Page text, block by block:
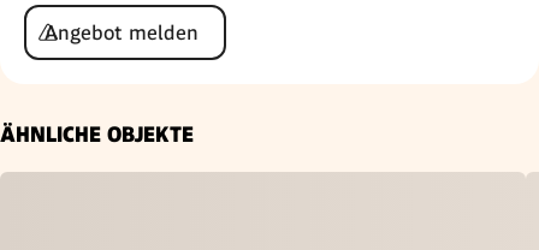
Angebot melden
ÄHNLICHE OBJEKTE